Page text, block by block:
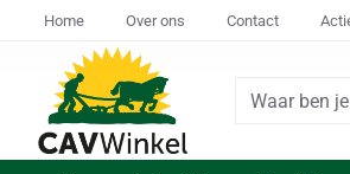
Home Over ons Contact
Waar